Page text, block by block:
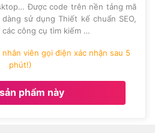
Được code trên nền tảng mã
sử dụng Thiết kế chuẩn SEO,
công cụ tìm kiếm …
viên gọi điện xác nhận sau 5
phút!)
phẩm này